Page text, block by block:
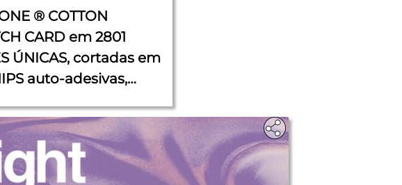
® COTTON
CARD em 2801
ÚNICAS, cortadas em
auto-adesivas,